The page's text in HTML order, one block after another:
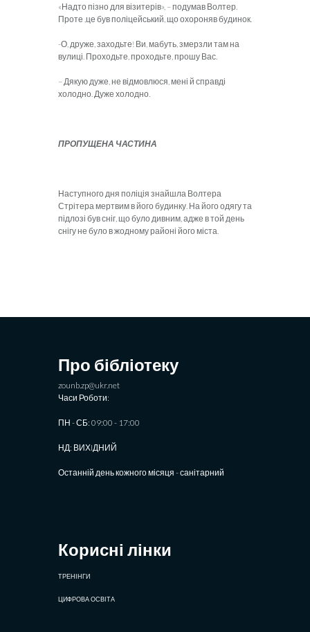
«Надто пізно для візитерів», – подумав Волтер.
Проте ,це був поліцейський, що охороняв будинок.
-О, друже, заходьте! Ви, мабуть, змерзли там на
вулиці. Проходьте, проходьте, прошу Вас.
– Дякую дуже, не відмовлюся, мені й справді
холодно. Дуже холодно.
ПРОПУЩЕНА ЧАСТИНА
Наступного дня поліція знайшла Волтера
Стрітера мертвим в його будинку. На його одягу та
підлозі був сніг, що було дивним, адже в той день
снігу не було в жодному районі його міста.
Про бібліотеку
zounb.zp@ukr.net
Часи Роботи:
ПН - СБ: 09:00 - 17:00
НД: ВИХIДНИЙ
Останній день кожного місяця - санітарний
Корисні лінки
ТРЕНІНГИ
ЦИФРОВА ОСВІТА